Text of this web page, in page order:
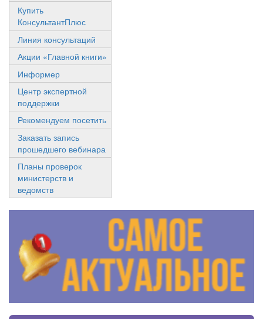
Купить
КонсультантПлюс
Линия консультаций
Акции «Главной книги»
Информер
Центр экспертной
поддержки
Рекомендуем посетить
Заказать запись
прошедшего вебинара
Планы проверок
министерств и
ведомств